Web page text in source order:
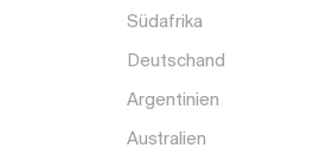
Südafrika
Deutschand
Argentinien
Australien